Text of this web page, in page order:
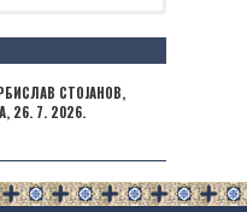
СТОЈАНОВ,
26. 7. 2026.